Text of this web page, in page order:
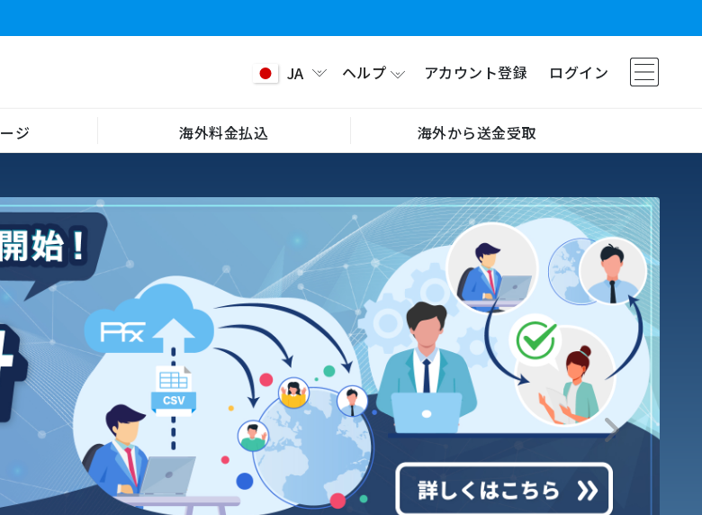
JA ヘルプ アカウント登録 ログイン
ジ 海外料金払込 海外から送金受取
Next